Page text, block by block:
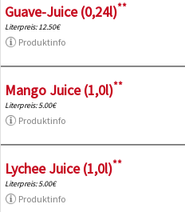
Guave-Juice (0,24l)**
Literpreis: 12.50€
Produktinfo
Mango Juice (1,0l)**
Literpreis: 5.00€
Produktinfo
Lychee Juice (1,0l)**
Literpreis: 5.00€
Produktinfo